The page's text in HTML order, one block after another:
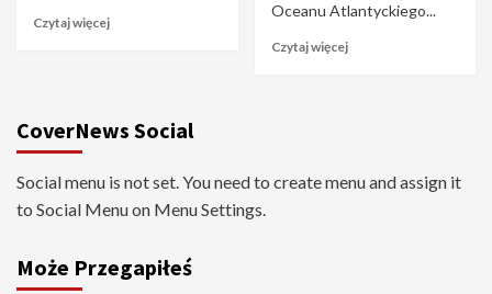
Czytaj więcej
Oceanu Atlantyckiego...
Czytaj więcej
CoverNews Social
Social menu is not set. You need to create menu and assign it
to Social Menu on Menu Settings.
Może Przegapiłeś